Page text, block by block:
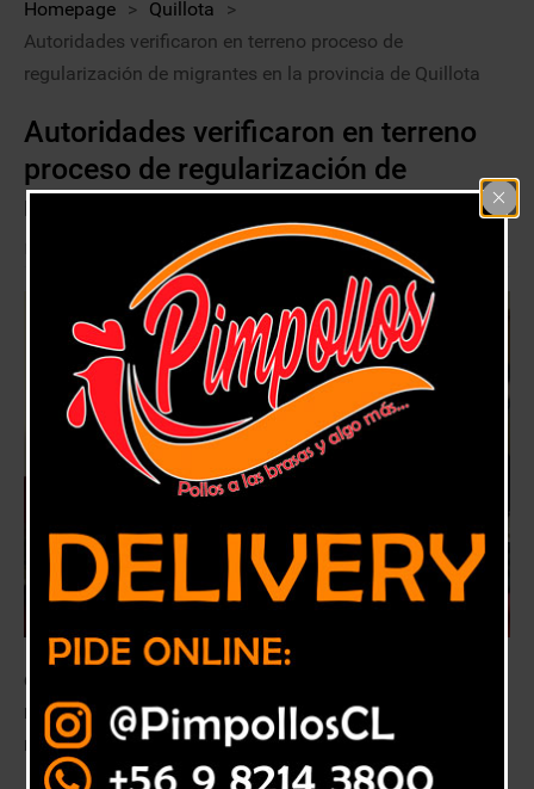
Homepage > Quillota
>
Autoridades verificaron en terreno proceso de
regularización de migrantes en la provincia de Quillota
Autoridades verificaron en terreno
proceso de regularización de
migrantes en la provincia de Quillota
Quillota
Gobernador Provincial Iván Cisternas y Seremi de Gobierno Leslie
Briones, visitaron departamento de Extranjería de la Gobernación
Provincial